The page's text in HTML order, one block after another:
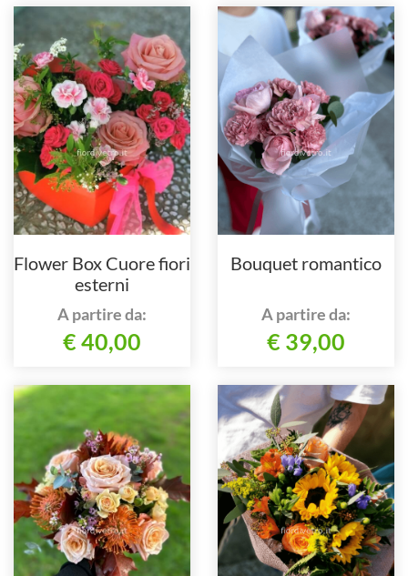
Flower Box Cuore fiori
esterni
A partire da:
€ 40,00
Bouquet romantico
A partire da:
€ 39,00